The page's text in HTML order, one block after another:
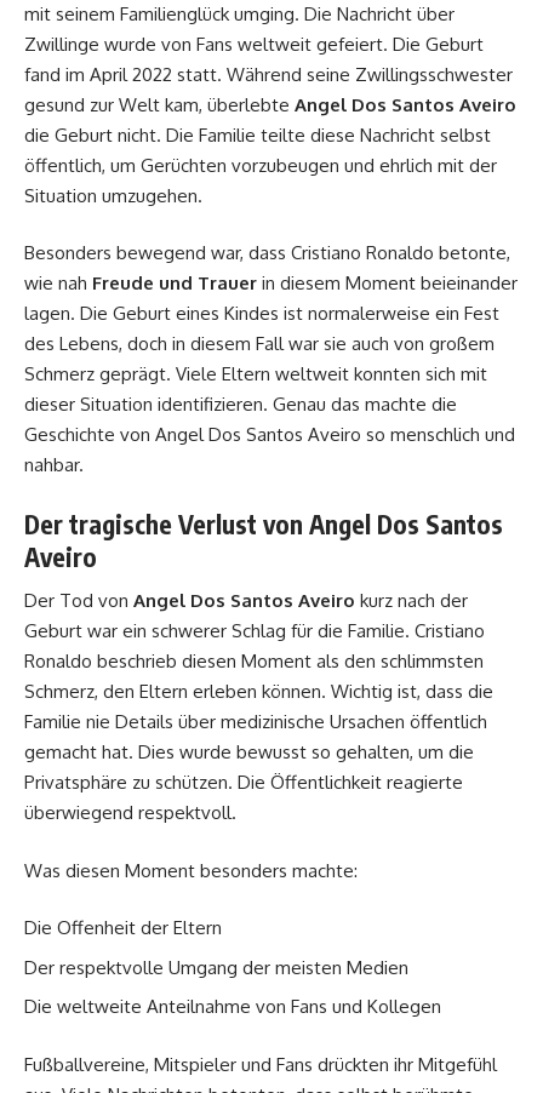
mit seinem Familienglück umging. Die Nachricht über
Zwillinge wurde von Fans weltweit gefeiert. Die Geburt
fand im April 2022 statt. Während seine Zwillingsschwester
gesund zur Welt kam, überlebte Angel Dos Santos Aveiro
die Geburt nicht. Die Familie teilte diese Nachricht selbst
öffentlich, um Gerüchten vorzubeugen und ehrlich mit der
Situation umzugehen.
Besonders bewegend war, dass Cristiano Ronaldo betonte,
wie nah Freude und Trauer in diesem Moment beieinander
lagen. Die Geburt eines Kindes ist normalerweise ein Fest
des Lebens, doch in diesem Fall war sie auch von großem
Schmerz geprägt. Viele Eltern weltweit konnten sich mit
dieser Situation identifizieren. Genau das machte die
Geschichte von Angel Dos Santos Aveiro so menschlich und
nahbar.
Der tragische Verlust von Angel Dos Santos
Aveiro
Der Tod von Angel Dos Santos Aveiro kurz nach der
Geburt war ein schwerer Schlag für die Familie. Cristiano
Ronaldo beschrieb diesen Moment als den schlimmsten
Schmerz, den Eltern erleben können. Wichtig ist, dass die
Familie nie Details über medizinische Ursachen öffentlich
gemacht hat. Dies wurde bewusst so gehalten, um die
Privatsphäre zu schützen. Die Öffentlichkeit reagierte
überwiegend respektvoll.
Was diesen Moment besonders machte:
Die Offenheit der Eltern
Der respektvolle Umgang der meisten Medien
Die weltweite Anteilnahme von Fans und Kollegen
Fußballvereine, Mitspieler und Fans drückten ihr Mitgefühl